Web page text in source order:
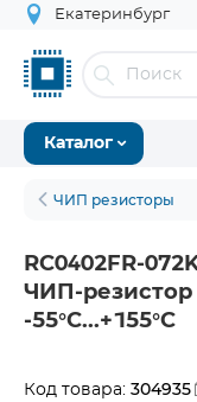
Екатеринбург
Каталог
ЧИП резисторы
RC0402FR-
ЧИП-резистор
-55°С...+155°С
Код товара: 304935